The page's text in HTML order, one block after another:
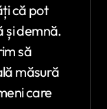
că pot
și demnă.
să
măsură
care